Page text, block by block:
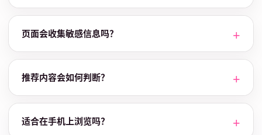
页面会收集敏感信息吗？
推荐内容会如何判断？
适合在手机上浏览吗？